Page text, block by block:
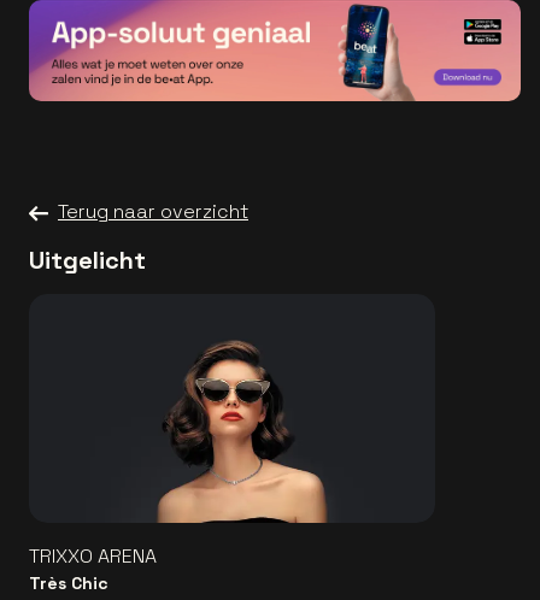
Terug naar overzicht
Uitgelicht
TRIXXO ARENA
Très Chic